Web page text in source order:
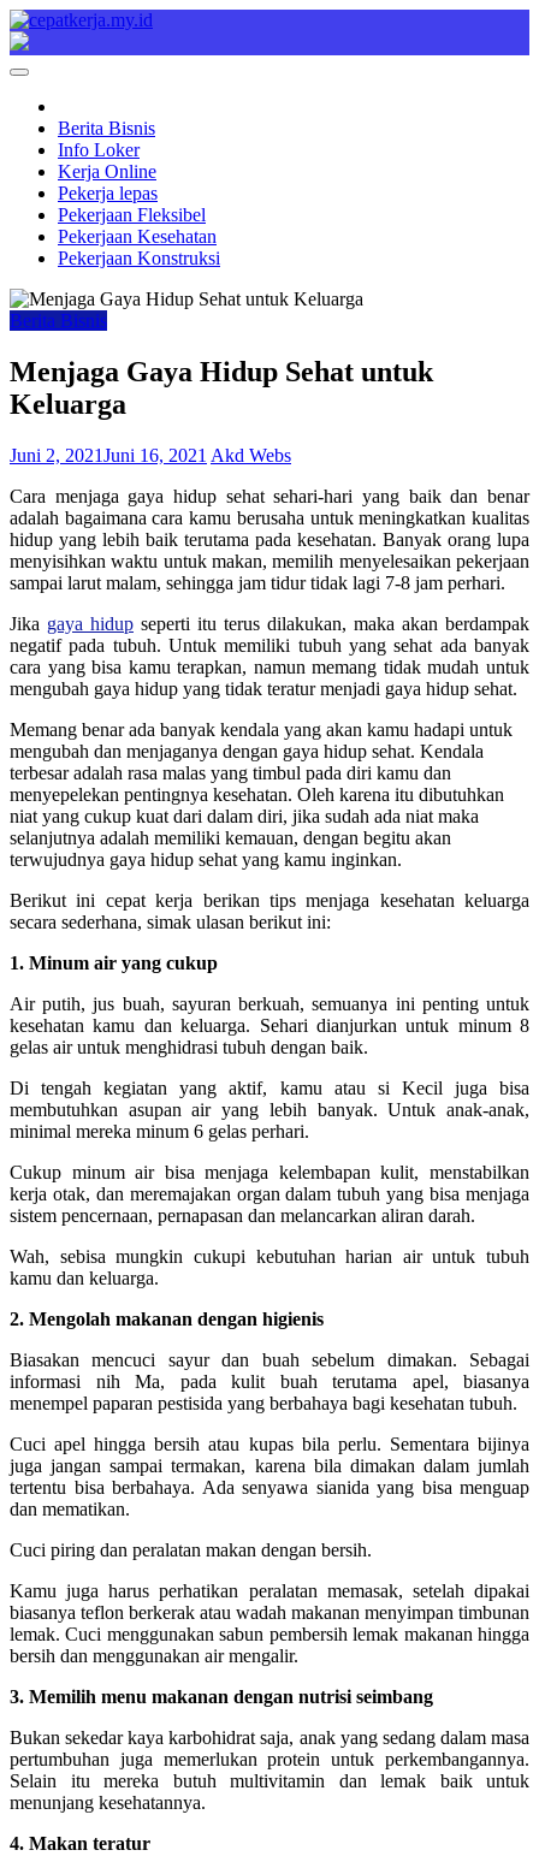
Skip
to
content
Cepat Kerja
Berita Bisnis
Berita Bisnis
Info Loker
Kerja Online
Pekerja lepas
Pekerjaan Fleksibel
Pekerjaan Kesehatan
Pekerjaan Konstruksi
Berita Bisnis
Menjaga Gaya Hidup Sehat untuk
Keluarga
Juni 2, 2021Juni 16, 2021 Akd Webs
Cara menjaga gaya hidup sehat sehari-hari yang baik dan benar
adalah bagaimana cara kamu berusaha untuk meningkatkan kualitas
hidup yang lebih baik terutama pada kesehatan. Banyak orang lupa
menyisihkan waktu untuk makan, memilih menyelesaikan pekerjaan
sampai larut malam, sehingga jam tidur tidak lagi 7-8 jam perhari.
Jika gaya hidup seperti itu terus dilakukan, maka akan berdampak
negatif pada tubuh. Untuk memiliki tubuh yang sehat ada banyak
cara yang bisa kamu terapkan, namun memang tidak mudah untuk
mengubah gaya hidup yang tidak teratur menjadi gaya hidup sehat.
Memang benar ada banyak kendala yang akan kamu hadapi untuk
mengubah dan menjaganya dengan gaya hidup sehat. Kendala
terbesar adalah rasa malas yang timbul pada diri kamu dan
menyepelekan pentingnya kesehatan. Oleh karena itu dibutuhkan
niat yang cukup kuat dari dalam diri, jika sudah ada niat maka
selanjutnya adalah memiliki kemauan, dengan begitu akan
terwujudnya gaya hidup sehat yang kamu inginkan.
Berikut ini cepat kerja berikan tips menjaga kesehatan keluarga
secara sederhana, simak ulasan berikut ini:
1. Minum air yang cukup
Air putih, jus buah, sayuran berkuah, semuanya ini penting untuk
kesehatan kamu dan keluarga. Sehari dianjurkan untuk minum 8
gelas air untuk menghidrasi tubuh dengan baik.
Di tengah kegiatan yang aktif, kamu atau si Kecil juga bisa
membutuhkan asupan air yang lebih banyak. Untuk anak-anak,
minimal mereka minum 6 gelas perhari.
Cukup minum air bisa menjaga kelembapan kulit, menstabilkan
kerja otak, dan meremajakan organ dalam tubuh yang bisa menjaga
sistem pencernaan, pernapasan dan melancarkan aliran darah.
Wah, sebisa mungkin cukupi kebutuhan harian air untuk tubuh
kamu dan keluarga.
2. Mengolah makanan dengan higienis
Biasakan mencuci sayur dan buah sebelum dimakan. Sebagai
informasi nih Ma, pada kulit buah terutama apel, biasanya
menempel paparan pestisida yang berbahaya bagi kesehatan tubuh.
Cuci apel hingga bersih atau kupas bila perlu. Sementara bijinya
juga jangan sampai termakan, karena bila dimakan dalam jumlah
tertentu bisa berbahaya. Ada senyawa sianida yang bisa menguap
dan mematikan.
Cuci piring dan peralatan makan dengan bersih.
Kamu juga harus perhatikan peralatan memasak, setelah dipakai
biasanya teflon berkerak atau wadah makanan menyimpan timbunan
lemak. Cuci menggunakan sabun pembersih lemak makanan hingga
bersih dan menggunakan air mengalir.
3. Memilih menu makanan dengan nutrisi seimbang
Bukan sekedar kaya karbohidrat saja, anak yang sedang dalam masa
pertumbuhan juga memerlukan protein untuk perkembangannya.
Selain itu mereka butuh multivitamin dan lemak baik untuk
menunjang kesehatannya.
4. Makan teratur